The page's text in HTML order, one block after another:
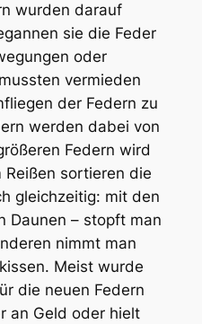
wurden darauf
sie die Feder
oder
vermieden
der Federn zu
werden dabei von
Federn wird
sortieren die
gleichzeitig: mit den
Daunen – stopft man
nimmt man
Meist wurde
die neuen Federn
an Geld oder hielt